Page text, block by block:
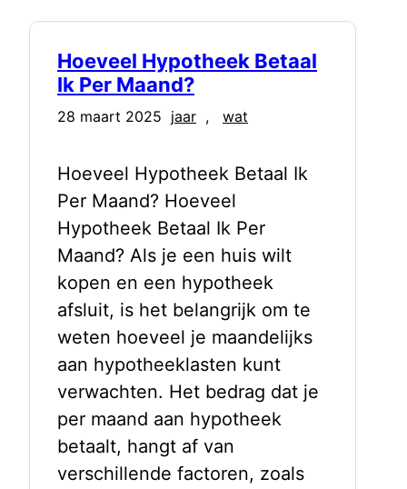
Hoeveel Hypotheek Betaal
Ik Per Maand?
28 maart 2025 jaar , wat
Hoeveel Hypotheek Betaal Ik
Per Maand? Hoeveel
Hypotheek Betaal Ik Per
Maand? Als je een huis wilt
kopen en een hypotheek
afsluit, is het belangrijk om te
weten hoeveel je maandelijks
aan hypotheeklasten kunt
verwachten. Het bedrag dat je
per maand aan hypotheek
betaalt, hangt af van
verschillende factoren, zoals